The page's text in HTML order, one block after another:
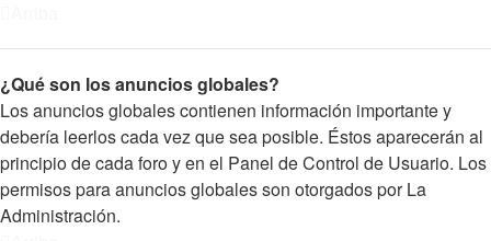
¿Qué son los anuncios globales?
Los anuncios globales contienen información importante y
debería leerlos cada vez que sea posible. Éstos aparecerán al
principio de cada foro y en el Panel de Control de Usuario. Los
permisos para anuncios globales son otorgados por La
Administración.